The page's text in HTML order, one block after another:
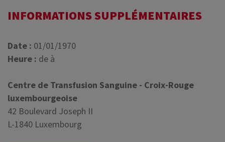
INFORMATIONS SUPPLÉMENTAIRES
Date : 01/01/1970
Heure : de à
Centre de Transfusion Sanguine - Croix-Rouge
luxembourgeoise
42 Boulevard Joseph II
L-1840 Luxembourg